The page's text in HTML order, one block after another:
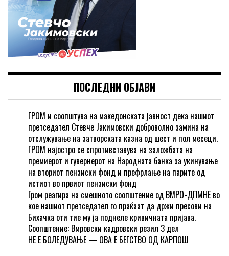
ПОСЛЕДНИ ОБЈАВИ
ГРОМ и соопштува на македонската јавност дека нашиот
претседател Стевче Јакимовски доброволно замина на
отслужување на затворската казна од шест и пол месеци.
ГРОМ најостро се спротивставува на заложбата на
премиерот и гувернерот на Народната банка за укинување
на вториот пензиски фонд и префрлање на парите од
истиот во првиот пензиски фонд
Гром реагира на смешното соопштение од ВМРО-ДПМНЕ во
кое нашиот претседател го праќаат да држи пресови на
Бихачка оти тие му ја поднеле кривичната пријава.
Соопштение: Вмровски кадровски резил 3 дел
НЕ Е БОЛЕДУВАЊЕ — ОВА Е БЕГСТВО ОД КАРПОШ